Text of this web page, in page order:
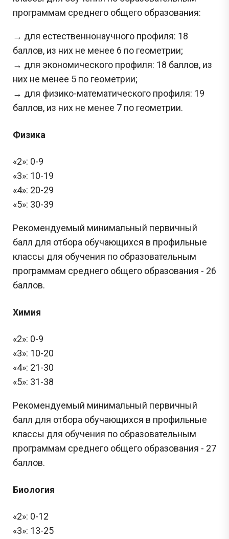
программам среднего общего образования:
→ для естественнонаучного профиля: 18
баллов, из них не менее 6 по геометрии;
→ для экономического профиля: 18 баллов, из
них не менее 5 по геометрии;
→ для физико-математического профиля: 19
баллов, из них не менее 7 по геометрии.
Физика
«2»: 0-9
«3»: 10-19
«4»: 20-29
«5»: 30-39
Рекомендуемый минимальный первичный
балл для отбора обучающихся в профильные
классы для обучения по образовательным
программам среднего общего образования - 26
баллов.
Химия
«2»: 0-9
«3»: 10-20
«4»: 21-30
«5»: 31-38
Рекомендуемый минимальный первичный
балл для отбора обучающихся в профильные
классы для обучения по образовательным
программам среднего общего образования - 27
баллов.
Биология
«2»: 0-12
«3»: 13-25